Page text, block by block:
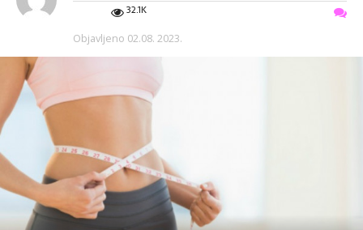
32.1K
Objavljeno 02.08. 2023.